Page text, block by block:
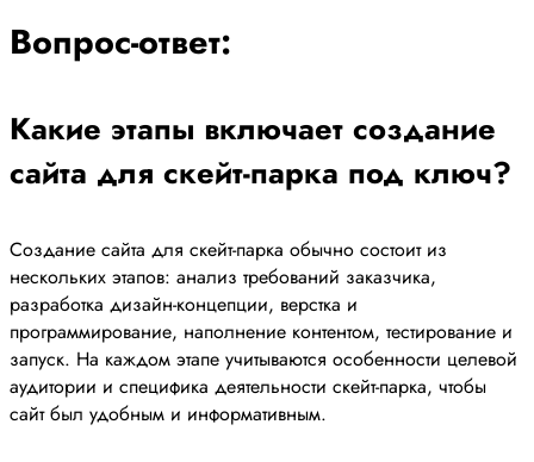
Вопрос-ответ:
Какие этапы включает создание
сайта для скейт-парка под ключ?
Создание сайта для скейт-парка обычно состоит из
нескольких этапов: анализ требований заказчика,
разработка дизайн-концепции, верстка и
программирование, наполнение контентом, тестирование и
запуск. На каждом этапе учитываются особенности целевой
аудитории и специфика деятельности скейт-парка, чтобы
сайт был удобным и информативным.